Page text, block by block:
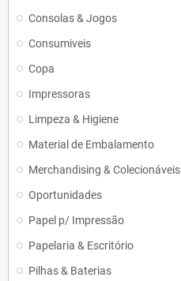
Consolas & Jogos
Consumiveis
Copa
Impressoras
Limpeza & Higiene
Material de Embalamento
Merchandising & Colecionáveis
Oportunidades
Papel p/ Impressão
Papelaria & Escritório
Pilhas & Baterias